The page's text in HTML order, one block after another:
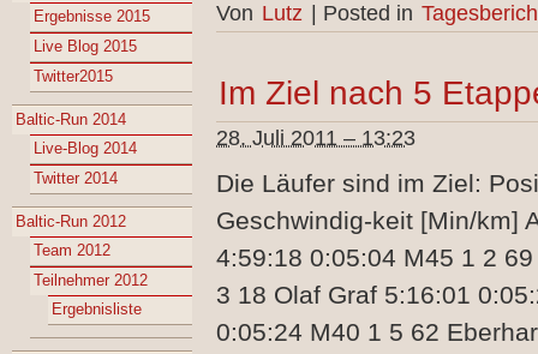
Ergebnisse 2015
Live Blog 2015
Twitter2015
Baltic-Run 2014
Live-Blog 2014
Twitter 2014
Baltic-Run 2012
Team 2012
Teilnehmer 2012
Ergebnisliste
Von Lutz Posted in
Im Ziel nach 5
28. Juli 2011 – 13:23
Die Läufer sind im Ziel:
Geschwindig-keit [Min/km]
4:59:18 0:05:04 M45 1 2
3 18 Olaf Graf 5:16:01
0:05:24 M40 1 5 62